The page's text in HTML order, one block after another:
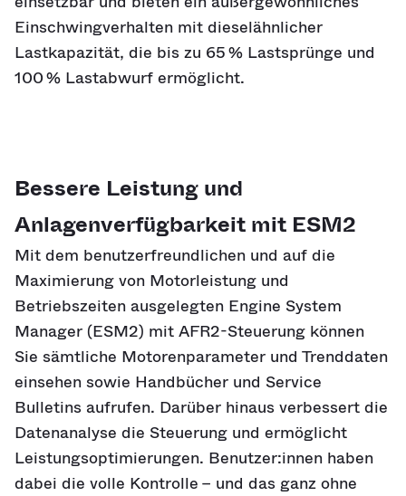
Einschwingverhalten mit dieselähnlicher
Lastkapazität, die bis zu 65 % Lastsprünge und
100 % Lastabwurf ermöglicht.
Bessere Leistung und
Anlagenverfügbarkeit mit ESM2
Mit dem benutzerfreundlichen und auf die
Maximierung von Motorleistung und
Betriebszeiten ausgelegten Engine System
Manager (ESM2) mit AFR2-Steuerung können
Sie sämtliche Motorenparameter und Trenddaten
einsehen sowie Handbücher und Service
Bulletins aufrufen. Darüber hinaus verbessert die
Datenanalyse die Steuerung und ermöglicht
Leistungsoptimierungen. Benutzer:innen haben
dabei die volle Kontrolle – und das ganz ohne